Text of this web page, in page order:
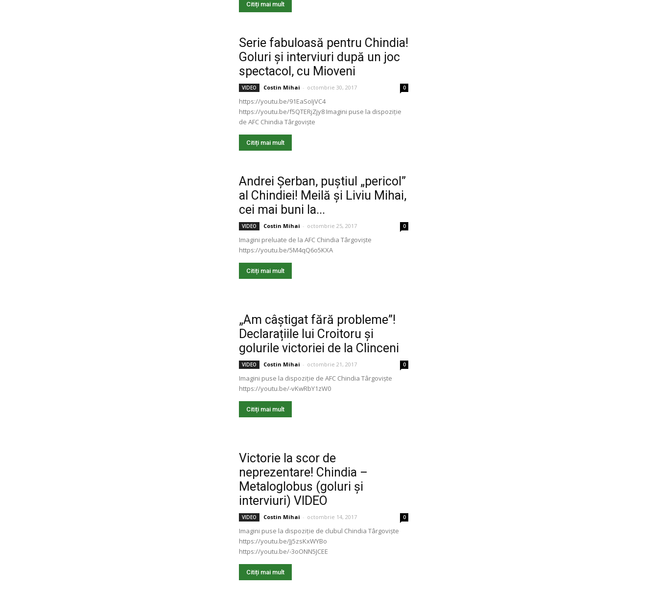
Citiți mai mult
Serie fabuloasă pentru Chindia!
Goluri și interviuri după un joc
spectacol, cu Mioveni
VIDEO Costin Mihai - octombrie 30, 2017 0
https://youtu.be/91EaSoIjVC4
https://youtu.be/f5QTERjZjy8 Imagini puse la dispoziție
de AFC Chindia Târgoviște
Citiți mai mult
Andrei Șerban, puștiul „pericol”
al Chindiei! Meilă și Liviu Mihai,
cei mai buni la...
VIDEO Costin Mihai - octombrie 25, 2017 0
Imagini preluate de la AFC Chindia Târgoviște
https://youtu.be/5M4qQ6o5KXA
Citiți mai mult
„Am câștigat fără probleme”!
Declarațiile lui Croitoru și
golurile victoriei de la Clinceni
VIDEO Costin Mihai - octombrie 21, 2017 0
Imagini puse la dispoziție de AFC Chindia Târgoviște
https://youtu.be/-vKwRbY1zW0
Citiți mai mult
Victorie la scor de
neprezentare! Chindia –
Metaloglobus (goluri și
interviuri) VIDEO
VIDEO Costin Mihai - octombrie 14, 2017 0
Imagini puse la dispoziție de clubul Chindia Târgoviște
https://youtu.be/Jj5zsKxWYBo
https://youtu.be/-3oONN5JCEE
Citiți mai mult